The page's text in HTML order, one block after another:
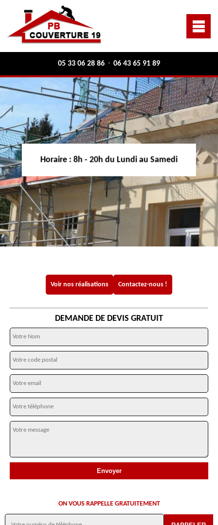
05 33 06 28 86 - 06 43 65 91 89
Horaire : 8h - 20h du Lundi au Samedi
Voir nos réalisations Contactez-nous !
DEMANDE DE DEVIS GRATUIT
ON VOUS RAPPELLE GRATUITEMENT